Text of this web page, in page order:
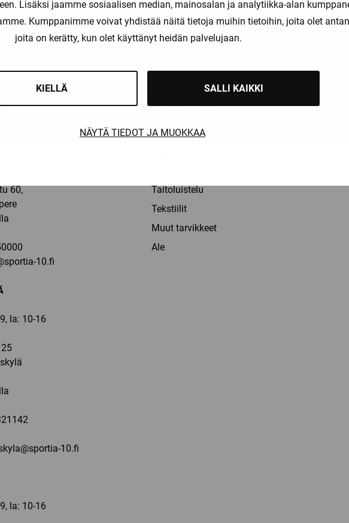
Lisäksi jaamme sosiaalisen median, mainosalan ja analytiikka-alan
Kumppanimme voivat yhdistää näitä tietoja muihin tietoihin, joita olet
joita on kerätty, kun olet käyttänyt heidän palvelujaan.
KIELLÄ SALLI KAIKKI
NÄYTÄ TIEDOT JA MUOKKAA
maksutavat Nopeat toimitusajat
60,
10.fi
la: 10-16
10.fi
la: 10-16
Pelaajat
Taitoluistelu
Tekstiilit
Muut tarvikkeet
Ale